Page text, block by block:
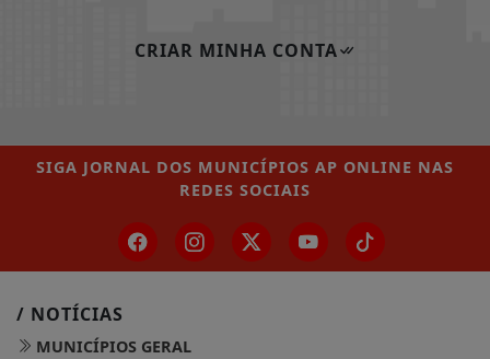
CRIAR MINHA CONTA
SIGA JORNAL DOS MUNICÍPIOS AP ONLINE NAS
REDES SOCIAIS
/ NOTÍCIAS
MUNICÍPIOS GERAL